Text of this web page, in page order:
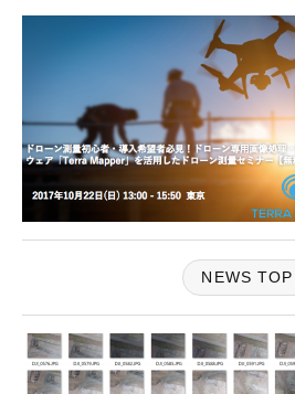
NEWS TOP